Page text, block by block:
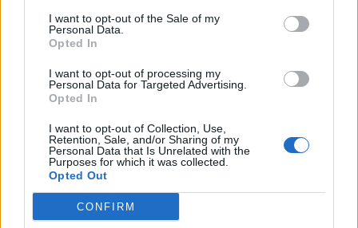
I want to opt-out of the Sale of my
Personal Data.
Opted In
I want to opt-out of processing my
Personal Data for Targeted Advertising.
Opted In
I want to opt-out of Collection, Use,
Retention, Sale, and/or Sharing of my
Personal Data that Is Unrelated with the
Purposes for which it was collected.
Opted Out
CONFIRM
κανείς από μόνος του